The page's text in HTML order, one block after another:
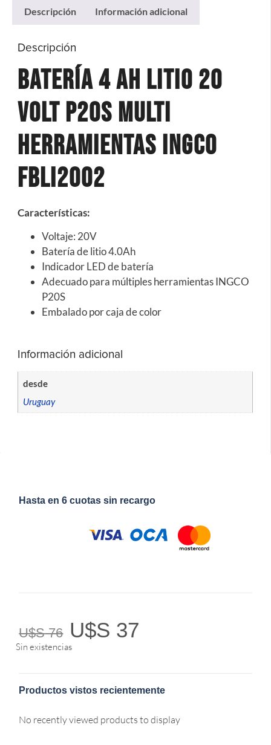
Descripción Información adicional
Descripción
Batería 4 AH Litio 20
VOLT P20S Multi
Herramientas Ingco
FBLI2002
Características:
Voltaje: 20V
Batería de litio 4.0Ah
Indicador LED de batería
Adecuado para múltiples herramientas INGCO
P20S
Embalado por caja de color
Información adicional
desde
Uruguay
Hasta en 6 cuotas sin recargo
U$S76 U$S 37
Sin existencias
Productos vistos recientemente
No recently viewed products to display